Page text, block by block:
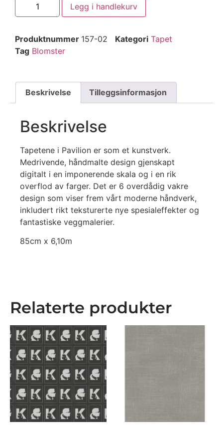
Legg i handlekurv
Produktnummer 157-02 Kategori Tapet
Tag Blomster
Beskrivelse Tilleggsinformasjon
Beskrivelse
Tapetene i Pavilion er som et kunstverk.
Medrivende, håndmalte design gjenskapt
digitalt i en imponerende skala og i en rik
overflod av farger. Det er 6 overdådig vakre
design som viser frem vårt moderne håndverk,
inkludert rikt teksturerte nye spesialeffekter og
fantastiske veggmalerier.
85cm x 6,10m
Relaterte produkter